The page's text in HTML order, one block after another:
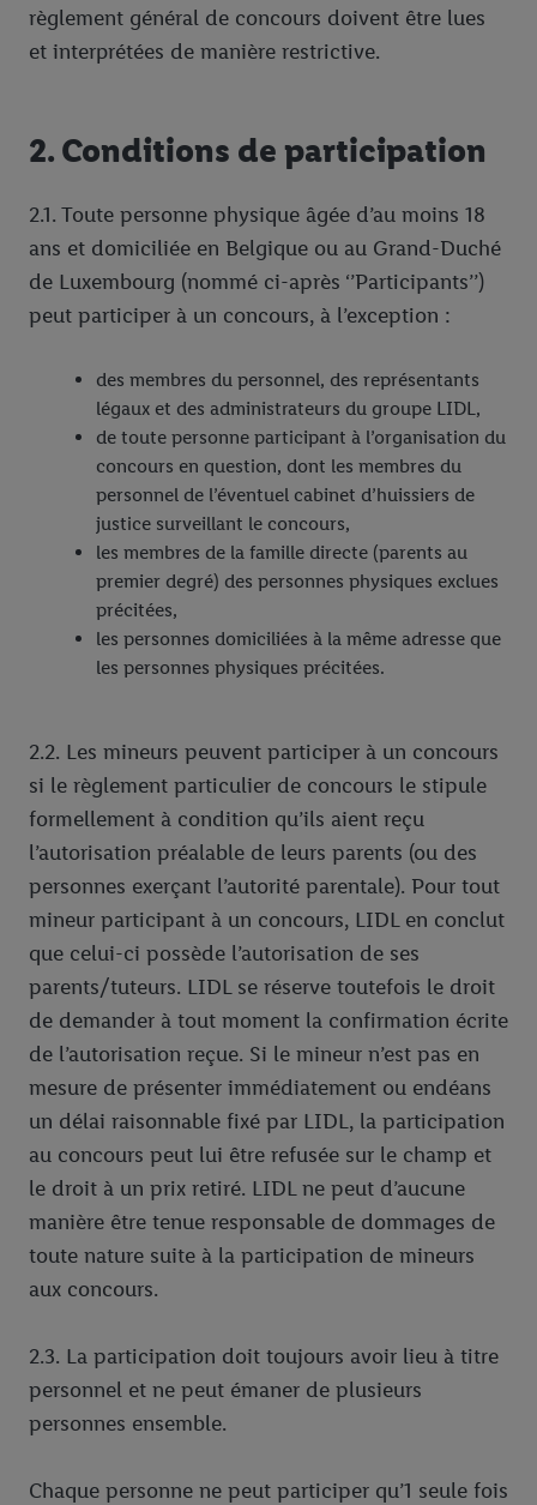
règlement général de concours doivent être lues
et interprétées de manière restrictive.
2. Conditions de participation
2.1. Toute personne physique âgée d’au moins 18
ans et domiciliée en Belgique ou au Grand-Duché
de Luxembourg (nommé ci-après ‘’Participants’’)
peut participer à un concours, à l’exception :
des membres du personnel, des représentants
légaux et des administrateurs du groupe LIDL,
de toute personne participant à l’organisation du
concours en question, dont les membres du
personnel de l’éventuel cabinet d’huissiers de
justice surveillant le concours,
les membres de la famille directe (parents au
premier degré) des personnes physiques exclues
précitées,
les personnes domiciliées à la même adresse que
les personnes physiques précitées.
2.2. Les mineurs peuvent participer à un concours
si le règlement particulier de concours le stipule
formellement à condition qu’ils aient reçu
l’autorisation préalable de leurs parents (ou des
personnes exerçant l’autorité parentale). Pour tout
mineur participant à un concours, LIDL en conclut
que celui-ci possède l’autorisation de ses
parents/tuteurs. LIDL se réserve toutefois le droit
de demander à tout moment la confirmation écrite
de l’autorisation reçue. Si le mineur n’est pas en
mesure de présenter immédiatement ou endéans
un délai raisonnable fixé par LIDL, la participation
au concours peut lui être refusée sur le champ et
le droit à un prix retiré. LIDL ne peut d’aucune
manière être tenue responsable de dommages de
toute nature suite à la participation de mineurs
aux concours.
2.3. La participation doit toujours avoir lieu à titre
personnel et ne peut émaner de plusieurs
personnes ensemble.
Chaque personne ne peut participer qu’1 seule fois